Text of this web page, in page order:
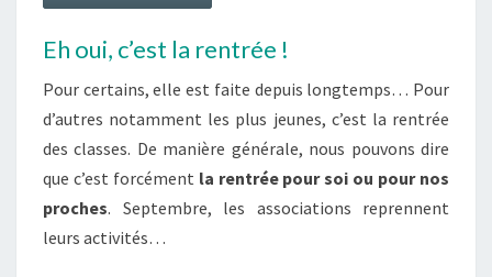
Eh oui, c’est la rentrée !
Pour certains, elle est faite depuis longtemps… Pour
d’autres notamment les plus jeunes, c’est la rentrée
des classes. De manière générale, nous pouvons dire
que c’est forcément la rentrée pour soi ou pour nos
proches. Septembre, les associations reprennent
leurs activités…